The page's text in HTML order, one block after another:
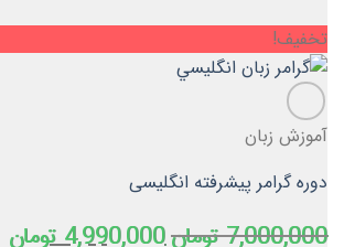
تخفیف!
آموزش زبان
دوره گرامر پیشرفته انگلیسی
7,000,000تومان قیمت
4,990,000تومان